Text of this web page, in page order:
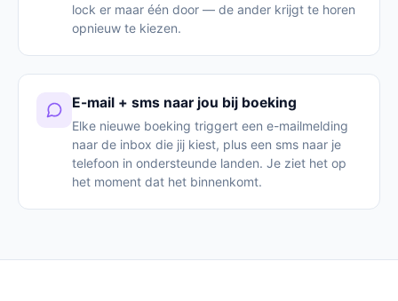
lock er maar één door — de ander krijgt te horen
opnieuw te kiezen.
E-mail + sms naar jou bij boeking
Elke nieuwe boeking triggert een e-mailmelding
naar de inbox die jij kiest, plus een sms naar je
telefoon in ondersteunde landen. Je ziet het op
het moment dat het binnenkomt.